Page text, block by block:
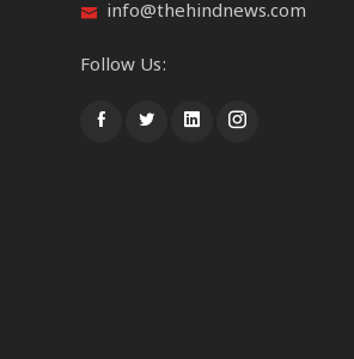
info@thehindnews.com
Follow Us: